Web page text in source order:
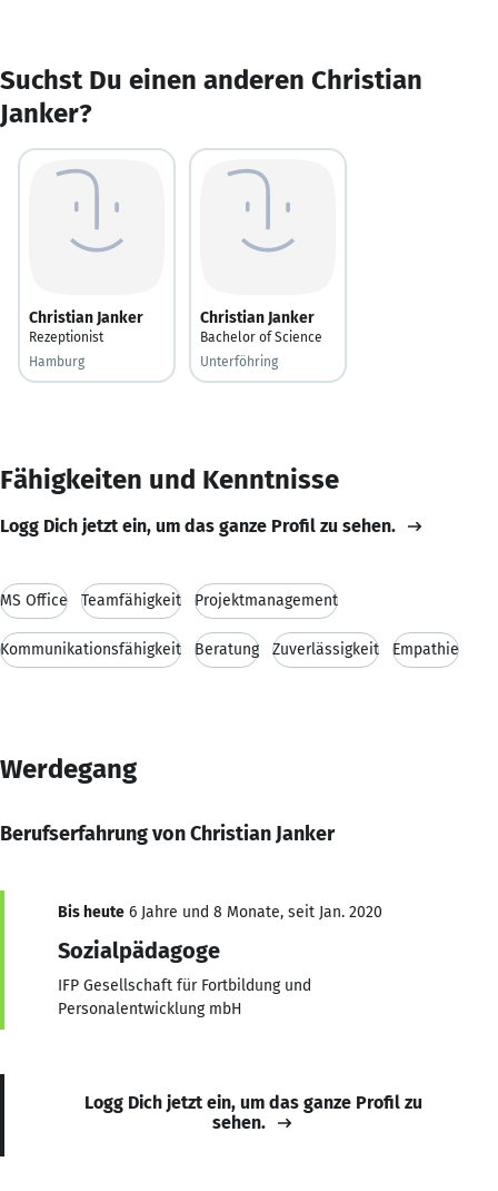
Suchst Du einen anderen Christian
Janker?
Christian Janker
Rezeptionist
Hamburg
Christian Janker
Bachelor of Science
Unterföhring
Fähigkeiten und Kenntnisse
Logg Dich jetzt ein, um das ganze Profil zu sehen.
MS Office Teamfähigkeit Projektmanagement
Kommunikationsfähigkeit Beratung Zuverlässigkeit Empathie
Werdegang
Berufserfahrung von Christian Janker
Bis heute 6 Jahre und 8 Monate, seit Jan. 2020
Sozialpädagoge
IFP Gesellschaft für Fortbildung und
Personalentwicklung mbH
Logg Dich jetzt ein, um das ganze Profil zu
sehen.